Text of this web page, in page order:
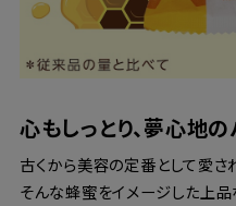
心もしっとり、夢心地
古くから美容の定番として愛さ
そんな蜂蜜をイメージした上